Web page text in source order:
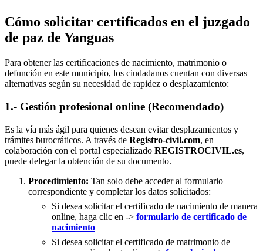
Cómo solicitar certificados en el juzgado
de paz de Yanguas
Para obtener las certificaciones de nacimiento, matrimonio o
defunción en este municipio, los ciudadanos cuentan con diversas
alternativas según su necesidad de rapidez o desplazamiento:
1.- Gestión profesional online (Recomendado)
Es la vía más ágil para quienes desean evitar desplazamientos y
trámites burocráticos. A través de Registro-civil.com, en
colaboración con el portal especializado REGISTROCIVIL.es,
puede delegar la obtención de su documento.
Procedimiento: Tan solo debe acceder al formulario
correspondiente y completar los datos solicitados:
Si desea solicitar el certificado de nacimiento de manera
online, haga clic en -> formulario de certificado de
nacimiento
Si desea solicitar el certificado de matrimonio de